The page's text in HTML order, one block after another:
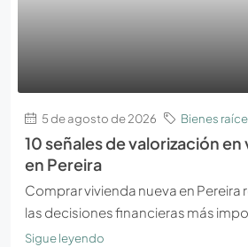
5 de agosto de 2026 Bienes
10 señales de valorización
en Pereira
Comprar vivienda nueva en Pereira
las decisiones financieras más
Sigue leyendo